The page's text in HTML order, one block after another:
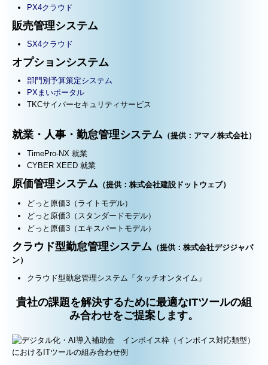
PX4クラウド
販売管理システム
SX4クラウド
オプションシステム
部門別予算策定システム
PXまいポータル
TKCサイバーセキュリティサービス
就業・人事・勤怠管理システム （提供：アマノ株式会社）
TimePro-NX 就業
CYBER XEED 就業
原価管理システム （提供：株式会社建設ドットウェブ）
どっと原価3（ライトモデル）
どっと原価3（スタンダードモデル）
どっと原価3（エキスパートモデル）
クラウド型勤怠管理システム （提供：株式会社デジジャパ
ン）
クラウド型勤怠管理システム「タッチオンタイム」
貴社の課題を解決するために最適なITツールの組
み合わせをご提案します。